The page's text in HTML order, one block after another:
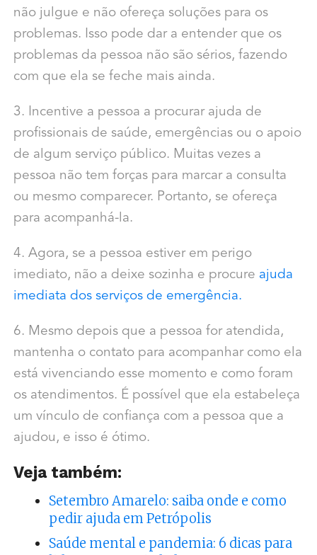
não julgue e não ofereça soluções para os
problemas. Isso pode dar a entender que os
problemas da pessoa não são sérios, fazendo
com que ela se feche mais ainda.
3. Incentive a pessoa a procurar ajuda de
profissionais de saúde, emergências ou o apoio
de algum serviço público. Muitas vezes a
pessoa não tem forças para marcar a consulta
ou mesmo comparecer. Portanto, se ofereça
para acompanhá-la.
4. Agora, se a pessoa estiver em perigo
imediato, não a deixe sozinha e procure ajuda
imediata dos serviços de emergência.
6. Mesmo depois que a pessoa for atendida,
mantenha o contato para acompanhar como ela
está vivenciando esse momento e como foram
os atendimentos. É possível que ela estabeleça
um vínculo de confiança com a pessoa que a
ajudou, e isso é ótimo.
Veja também:
Setembro Amarelo: saiba onde e como
pedir ajuda em Petrópolis
Saúde mental e pandemia: 6 dicas para